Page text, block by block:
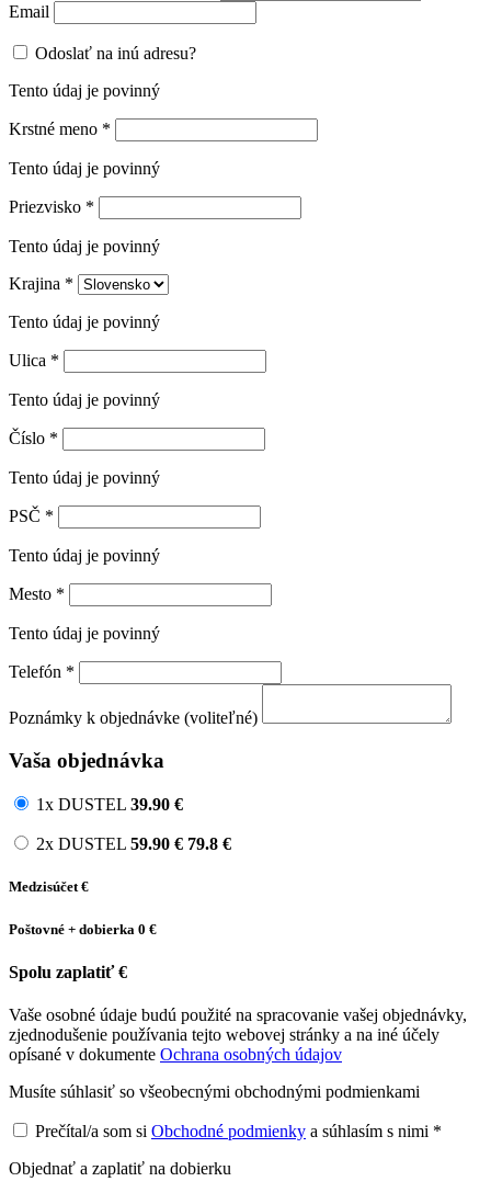
Email
Odoslať na inú adresu?
Tento údaj je povinný
Krstné meno *
Tento údaj je povinný
Priezvisko *
Tento údaj je povinný
Krajina *
Tento údaj je povinný
Ulica *
Tento údaj je povinný
Číslo *
Tento údaj je povinný
PSČ *
Tento údaj je povinný
Mesto *
Tento údaj je povinný
Telefón *
Poznámky k objednávke (voliteľné)
Vaša objednávka
1x DUSTEL 39.90 €
2x DUSTEL 59.90 € 79.8 €
Medzisúčet€
Poštovné + dobierka 0 €
Spolu zaplatiť€
Vaše osobné údaje budú použité na spracovanie vašej objednávky,
zjednodušenie používania tejto webovej stránky a na iné účely
opísané v dokumente Ochrana osobných údajov
Musíte súhlasiť so všeobecnými obchodnými podmienkami
Prečítal/a som si Obchodné podmienky a súhlasím s nimi *
Objednať a zaplatiť na dobierku